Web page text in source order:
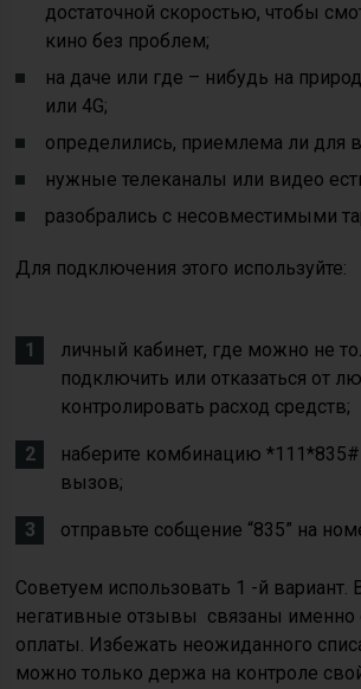
достаточной скоростью, чтобы
кино без проблем;
на даче или где – нибудь на
или 4G;
определились, приемлема ли для
нужные телеканалы или видео
разобрались с несовместимыми
Для подключения этого используйте:
личный кабинет, где можно не
подключить или отказаться от
контролировать расход средств;
наберите комбинацию
вызов;
отправьте собщение “835” на
Советуем использовать 1 -й вариант.
негативные отзывы связаны именно
оплаты. Избежать неожиданного
можно только держа на контроле